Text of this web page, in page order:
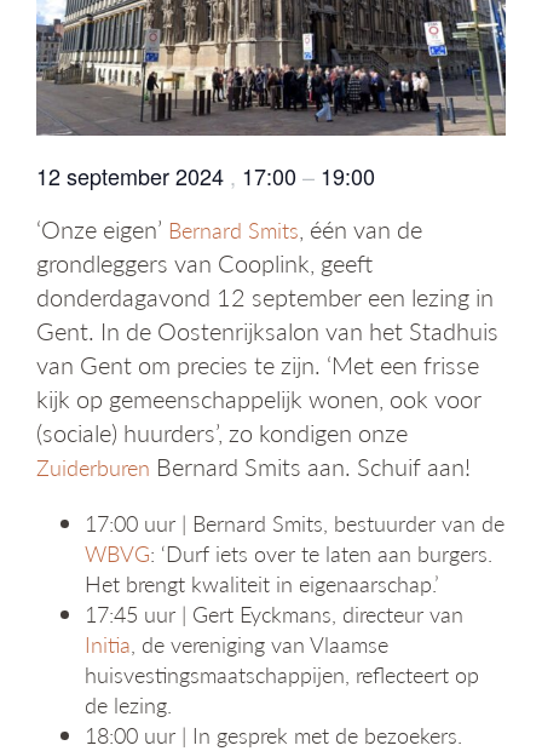
g
a
t
i
e
12 september 2024 , 17:00 – 19:00
‘Onze eigen’ Bernard Smits, één van de
grondleggers van Cooplink, geeft
donderdagavond 12 september een lezing in
Gent. In de Oostenrijksalon van het Stadhuis
van Gent om precies te zijn. ‘Met een frisse
kijk op gemeenschappelijk wonen, ook voor
(sociale) huurders’, zo kondigen onze
Zuiderburen Bernard Smits aan. Schuif aan!
17:00 uur | Bernard Smits, bestuurder van de
WBVG: ‘Durf iets over te laten aan burgers.
Het brengt kwaliteit in eigenaarschap.’
17:45 uur | Gert Eyckmans, directeur van
Initia , de vereniging van Vlaamse
huisvestingsmaatschappijen, reflecteert op
de lezing.
18:00 uur | In gesprek met de bezoekers.